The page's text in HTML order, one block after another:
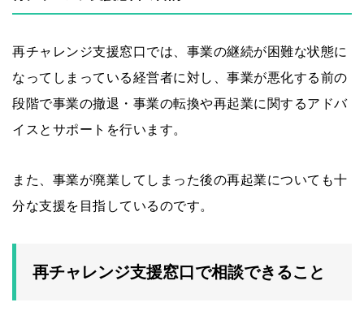
再チャレンジ支援窓口では、事業の継続が困難な状態に
なってしまっている経営者に対し、事業が悪化する前の
段階で事業の撤退・事業の転換や再起業に関するアドバ
イスとサポートを行います。
また、事業が廃業してしまった後の再起業についても十
分な支援を目指しているのです。
再チャレンジ支援窓口で相談できること